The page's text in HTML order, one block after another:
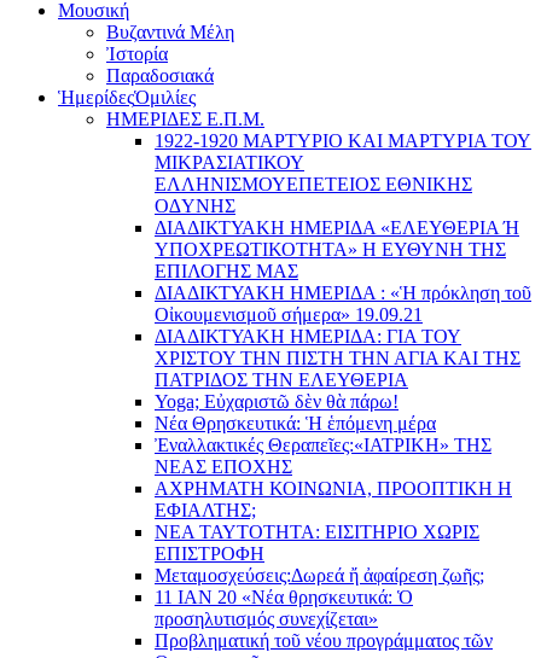
Μουσική
Βυζαντινά Μέλη
Ἰστορία
Παραδοσιακά
ἩμερίδεςὉμιλίες
ΗΜΕΡΙΔΕΣ Ε.Π.Μ.
1922-1920 ΜΑΡΤΥΡΙΟ ΚΑI ΜΑΡΤΥΡIΑ ΤΟΥ
ΜΙΚΡΑΣΙΑΤΙΚΟΥ
EΛΛΗΝΙΣΜΟΥEΠEΤΕΙΟΣ EΘΝΙΚHΣ
O∆YΝΗΣ
ΔΙΑΔΙΚΤΥΑΚΗ ΗΜΕΡΙΔΑ «EΛΕΥΘΕΡΙΑ Ή
YΠΟΧΡΕΩΤΙΚΟΤΗΤΑ» Η ΕΥΘΥΝΗ ΤΗΣ
EΠΙΛΟΓΗΣ ΜΑΣ
ΔΙΑΔΙΚΤΥΑΚΗ ΗΜΕΡΙΔΑ : «Ἡ πρόκληση τοῦ
Οἰκουμενισμοῦ σήμερα» 19.09.21
ΔΙΑΔΙΚΤΥΑΚΗ ΗΜΕΡΙΔΑ: ΓΙΑ ΤΟΥ
ΧΡΙΣΤΟΥ ΤΗΝ ΠΙΣΤΗ ΤΗΝ ΑΓΙΑ ΚΑΙ ΤΗΣ
ΠΑΤΡΙΔΟΣ ΤΗΝ ΕΛΕΥΘΕΡΙΑ
Yoga; Εὐχαριστῶ δὲν θὰ πάρω!
Νέα Θρησκευτικά: Ἡ ἑπόμενη μέρα
Ἐναλλακτικές Θεραπεῖες:«ΙΑΤΡΙΚΗ» ΤΗΣ
ΝΕΑΣ ΕΠΟΧΗΣ
ΑΧΡΗΜΑΤΗ ΚΟΙΝΩΝΙΑ, ΠΡΟΟΠΤΙΚΗ Η
ΕΦΙΑΛΤΗΣ;
ΝΕΑ ΤΑΥΤΟΤΗΤΑ: ΕΙΣΙΤΗΡΙΟ ΧΩΡΙΣ
ΕΠΙΣΤΡΟΦΗ
Μεταμοσχεύσεις:Δωρεά ἤ ἀφαίρεση ζωῆς;
11 ΙΑΝ 20 «Νέα θρησκευτικά: Ὁ
προσηλυτισμός συνεχίζεται»
Προβληματική τοῦ νέου προγράμματος τῶν